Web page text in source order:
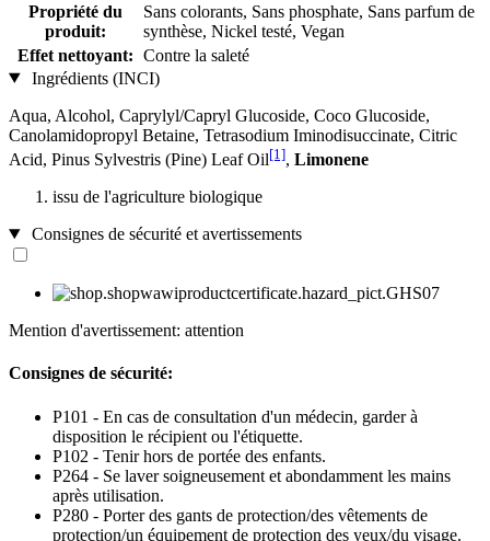
Propriété du
produit:
Sans colorants, Sans phosphate, Sans parfum de
synthèse, Nickel testé, Vegan
Effet nettoyant: Contre la saleté
Ingrédients (INCI)
Aqua, Alcohol, Caprylyl/Capryl Glucoside, Coco Glucoside,
Canolamidopropyl Betaine, Tetrasodium Iminodisuccinate, Citric
Acid, Pinus Sylvestris (Pine) Leaf Oil[1], Limonene
issu de l'agriculture biologique
Consignes de sécurité et avertissements
Mention d'avertissement: attention
Consignes de sécurité:
P101 - En cas de consultation d'un médecin, garder à
disposition le récipient ou l'étiquette.
P102 - Tenir hors de portée des enfants.
P264 - Se laver soigneusement et abondamment les mains
après utilisation.
P280 - Porter des gants de protection/des vêtements de
protection/un équipement de protection des yeux/du visage.